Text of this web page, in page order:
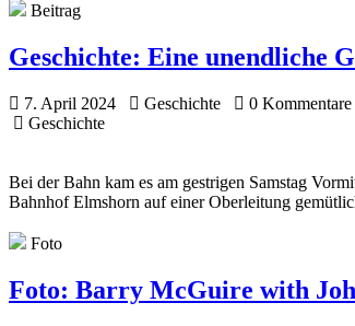
Beitrag
Geschichte: Eine unendliche
7. April 2024 Geschichte 0 Kommentare
Geschichte
Bei der Bahn kam es am gestrigen Samstag
Bahnhof Elmshorn auf einer Oberleitung
Foto
Foto: Barry McGuire with